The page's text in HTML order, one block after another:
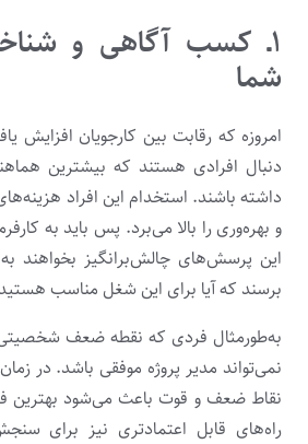
۱ـ کسب آگاهی و
شما
امروزه که رقابت بین کارجویان افزایش
دنبال افرادی هستند که بیشترین
داشته باشند. استخدام این افراد
و بهره­‌وری را بالا می­‌برد. پس باید به
این پرسش‌­های چالش‌­برانگیز بخواهند
برسند که آیا برای این شغل مناسب
به­‌طورمثال فردی که نقطه ضعف
نمی‌­تواند مدیر پروژه موفقی باشد. در
نقاط ضعف و قوت باعث می‌شود بهترین
راه­‌های قابل اعتمادتری نیز برای